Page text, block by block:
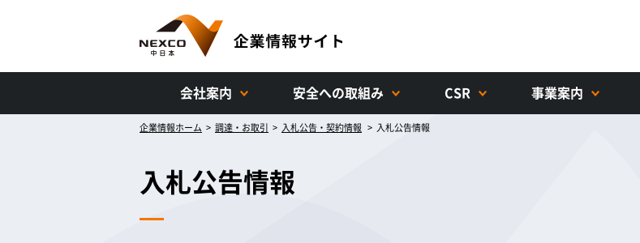
会社案内 安全への取組み CSR 事業案内
企業情報ホーム > 調達・お取引 > 入札公告・契約情報 > 入札公告情報
入札公告情報